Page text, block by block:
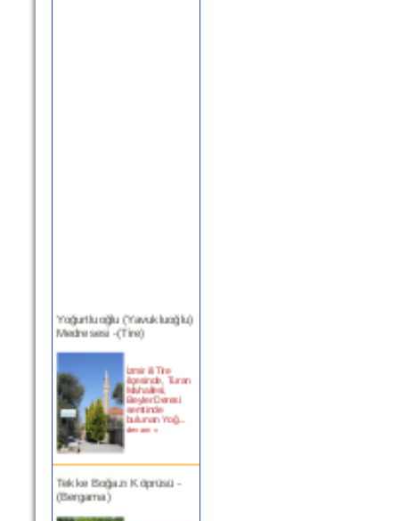
Medresesi -(Tire)
ilçesinde, Turan
Mahallesi,
Beyler Deresi
semtinde
bulunan Yoğ...
devam »
Tekke Boğazı Köprüsü -
(Bergama)